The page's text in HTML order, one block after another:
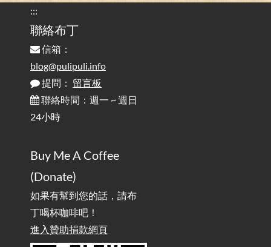
的問題 / Are You Tired of Looking at the Computer? Pay More
Attention to Glare Than the Screen
為何桌前打字總是腰痠背痛？桌子高度和螢幕高度
對人體工學的影響 / The Effect of Desk and Monitor Height on
Ergonomics: Why Does Typing at a Desk Often Lead to Back Pain?
行動網路無法連線？三星手機簡易解決方案
/ Mobile Network Not Connecting? Easy Solutions for Samsung
實作相容OpenAI API，但背後不是OpenAI的API服
務 / Implementing OpenAI API-Compatible Services, But Not
Powered by OpenAI
雜談：生活小技巧之用魔鬼氈避免機車鑰匙脫落吧
/ Talk: Use Velcro to Prevent Your Motorcycle Key From Falling
:::
聯絡布丁
信箱：
blog@pulipuli.info
提問： 留言板
聯絡時間：週一 ~ 週日
24小時
Buy Me A Coffee
(Donate)
如果有幫到您的話，請布
丁喝杯咖啡吧！
進入贊助捐款網頁